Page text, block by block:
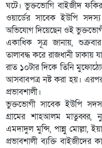
ঘটে। ভুক্তভোগি বাইজীদ ফকির
ওয়ার্ডের সাবেক ইউপি
অভিযোগ দিয়েছেন ওই
একাধিক সূত্র জানায়,
তালাবদ্ধ করে রাজধানী
রাত ১০টার দিকে তিনি
আসবাবপত্র নষ্ট করা হয়।
প্রভাবশালী।
ভুক্তভোগী সাবেক ইউপি
গ্রামের শাহআলম
এমদাদুল মুন্সি, পান্নু মোল্লা,
প্রভাবশালী ব্যক্তি বাইজীদের